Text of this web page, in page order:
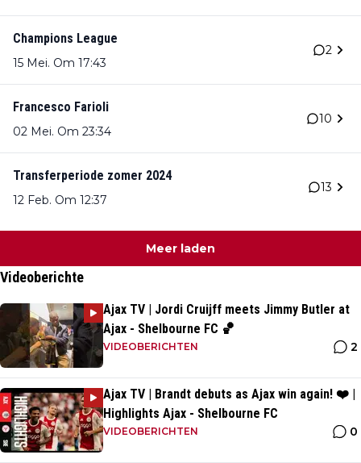
Champions League
15 Mei. Om 17:43
2
Francesco Farioli
02 Mei. Om 23:34
10
Transferperiode zomer 2024
12 Feb. Om 12:37
13
Meer laden
Videoberichte
Ajax TV | Jordi Cruijff meets Jimmy Butler at
Ajax - Shelbourne FC 🏀
VIDEOBERICHTEN 2
Ajax TV | Brandt debuts as Ajax win again! ❤️ |
Highlights Ajax - Shelbourne FC
VIDEOBERICHTEN 0